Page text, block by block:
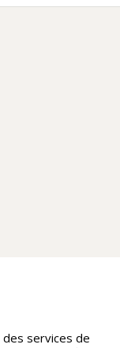
des services de